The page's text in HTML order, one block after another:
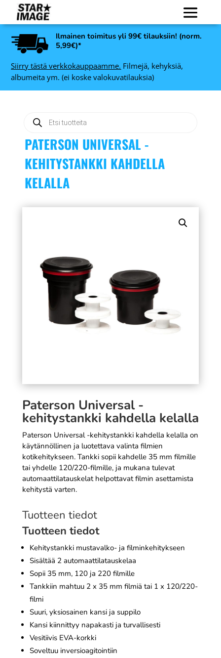
Ilmainen toimitus yli 99€ tilauksiin! (norm.
5,99€)*
Siirry tästä verkkokauppaamme. Filmejä, kehyksiä,
albumeita ym. (ei koske valokuvatilauksia)
search
PATERSON UNIVERSAL -
KEHITYSTANKKI KAHDELLA
KELALLA
Paterson Universal -
kehitystankki kahdella kelalla
Paterson Universal -kehitystankki kahdella kelalla on
käytännöllinen ja luotettava valinta filmien
kotikehitykseen. Tankki sopii kahdelle 35 mm filmille
tai yhdelle 120/220-filmille, ja mukana tulevat
automaattilatauskelat helpottavat filmin asettamista
kehitystä varten.
Tuotteen tiedot
Tuotteen tiedot
Kehitystankki mustavalko- ja filminkehitykseen
Sisältää 2 automaattilatauskelaa
Sopii 35 mm, 120 ja 220 filmille
Tankkiin mahtuu 2 x 35 mm filmiä tai 1 x 120/220-
filmi
Suuri, yksiosainen kansi ja suppilo
Kansi kiinnittyy napakasti ja turvallisesti
Vesitiivis EVA-korkki
Soveltuu inversioagitointiin
Fujifilm Instax Mini